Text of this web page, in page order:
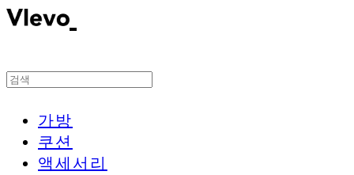
가방
쿠션
액세서리